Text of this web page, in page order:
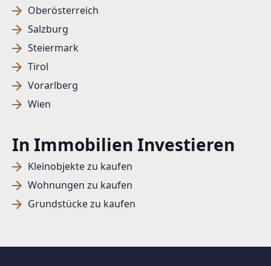
Oberösterreich
Salzburg
Steiermark
Tirol
Vorarlberg
Wien
In Immobilien Investieren
Kleinobjekte zu kaufen
Wohnungen zu kaufen
Grundstücke zu kaufen